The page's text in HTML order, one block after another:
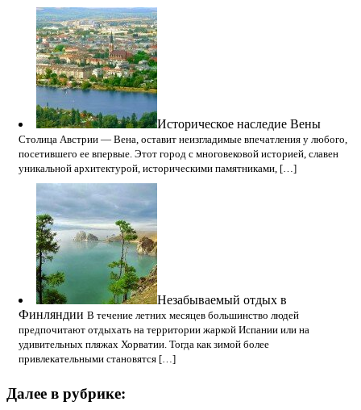
Историческое наследие Вены
Столица Австрии — Вена, оставит неизгладимые впечатления у любого,
посетившего ее впервые. Этот город с многовековой историей, славен
уникальной архитектурой, историческими памятниками, […]
Незабываемый отдых в
Финляндии В течение летних месяцев большинство людей
предпочитают отдыхать на территории жаркой Испании или на
удивительных пляжах Хорватии. Тогда как зимой более
привлекательными становятся […]
Далее в рубрике: